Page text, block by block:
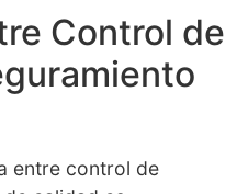
Control de
entre control de